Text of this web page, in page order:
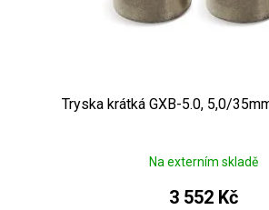
Tryska krátká GXB-5.0, 5,0/
Na externím skladě
3 552 Kč